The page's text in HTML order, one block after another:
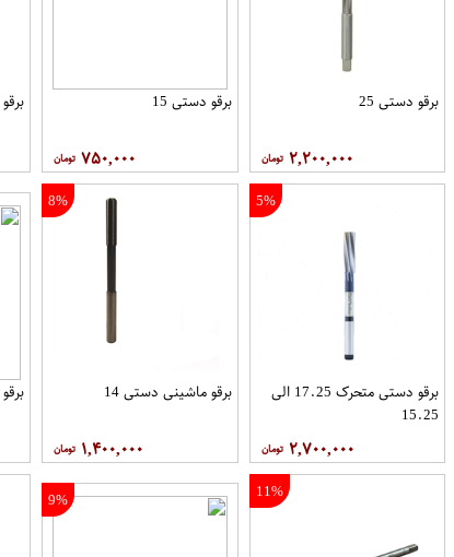
برقو دستی 25
۲,۲۰۰,۰۰۰
برقو دستی 15
۷۵۰,۰۰۰
5%
برقو دستی متحرک 17.25 الی
15.25
۲,۷۰۰,۰۰۰
8%
برقو ماشینی دستی 14
۱,۴۰۰,۰۰۰
11%
9%